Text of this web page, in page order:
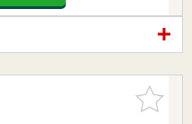
お気に入
りに追加